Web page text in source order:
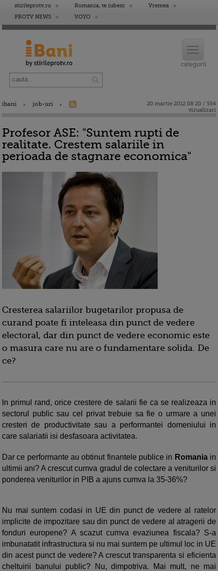
stirileprotv.ro Romania, te iubesc
Vremea
PROTV NEWS
VOYO
ibani job-uri
20 martie 2012 08:20 / 554
vizualizari
Profesor ASE: "Suntem rupti de
realitate. Crestem salariile in
perioada de stagnare economica"
Cresterea salariilor bugetarilor propusa de
curand poate fi inteleasa din punct de vedere
electoral, dar din punct de vedere economic este
o masura care nu are o fundamentare solida. De
ce?
In primul rand, orice crestere de salarii fie ca se realizeaza in
sectorul public sau cel privat trebuie sa fie o urmare a unei
cresteri de productivitate sau a performantei domeniului in
care salariatii isi desfasoara activitatea.
Dar ce performante au obtinut finantele publice in Romaniain
ultimii ani? A crescut cumva gradul de colectare a veniturilor si
ponderea veniturilor in PIB a ajuns cumva la 35-36%?
Nu mai suntem codasi in UE din punct de vedere al ratelor
implicite de impozitare sau din punct de vedere al atragerii de
fonduri europene? A scazut cumva evaziunea fiscala? S-a
imbunatatit infrastructura si nu mai suntem pe ultimul loc in UE
din acest punct de vedere? A crescut transparenta si eficienta
cheltuirii banului public? Nu, dimpotriva. Mai mult, ne mai